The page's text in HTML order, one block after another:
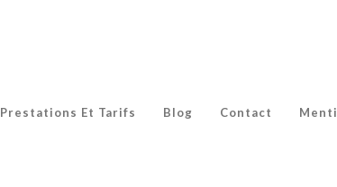
Prestations Et Tarifs Blog Contact